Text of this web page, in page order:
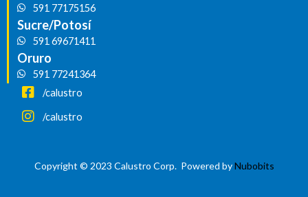
591 77175156
Sucre/Potosí
591 69671411
Oruro
591 77241364
/calustro
/calustro
Copyright © 2023 Calustro Corp. Powered byNubobits